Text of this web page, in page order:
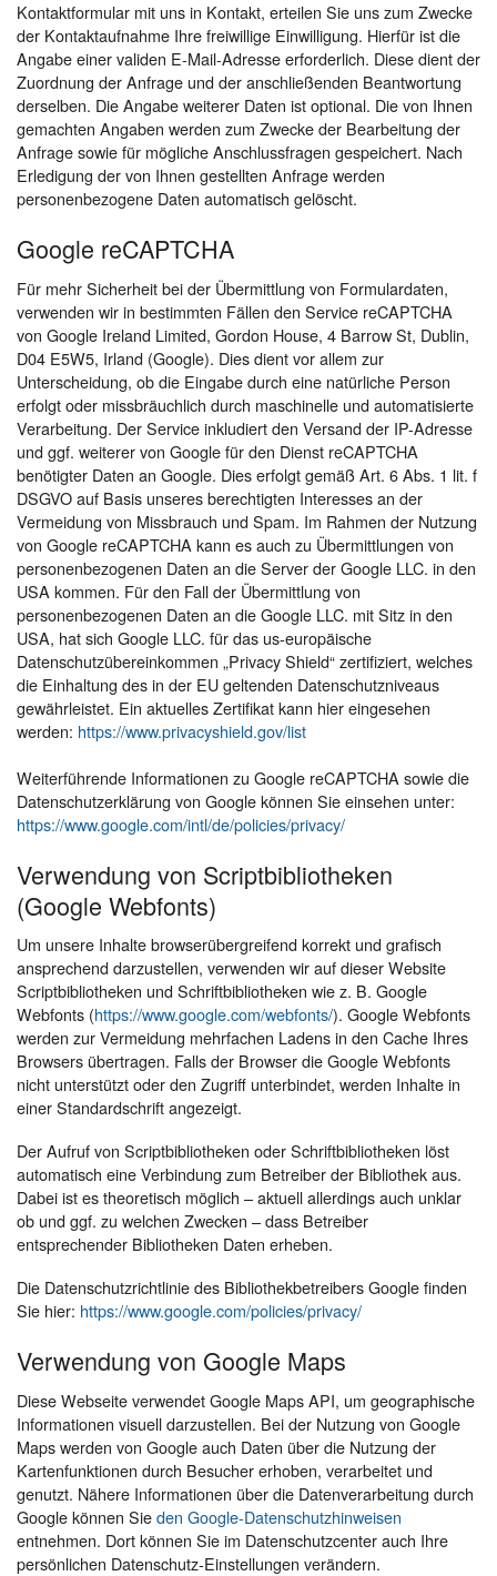
Kontaktformular mit uns in Kontakt, erteilen Sie uns zum Zwecke
der Kontaktaufnahme Ihre freiwillige Einwilligung. Hierfür ist die
Angabe einer validen E-Mail-Adresse erforderlich. Diese dient der
Zuordnung der Anfrage und der anschließenden Beantwortung
derselben. Die Angabe weiterer Daten ist optional. Die von Ihnen
gemachten Angaben werden zum Zwecke der Bearbeitung der
Anfrage sowie für mögliche Anschlussfragen gespeichert. Nach
Erledigung der von Ihnen gestellten Anfrage werden
personenbezogene Daten automatisch gelöscht.
Google reCAPTCHA
Für mehr Sicherheit bei der Übermittlung von Formulardaten,
verwenden wir in bestimmten Fällen den Service reCAPTCHA
von Google Ireland Limited, Gordon House, 4 Barrow St, Dublin,
D04 E5W5, Irland (Google). Dies dient vor allem zur
Unterscheidung, ob die Eingabe durch eine natürliche Person
erfolgt oder missbräuchlich durch maschinelle und automatisierte
Verarbeitung. Der Service inkludiert den Versand der IP-Adresse
und ggf. weiterer von Google für den Dienst reCAPTCHA
benötigter Daten an Google. Dies erfolgt gemäß Art. 6 Abs. 1 lit. f
DSGVO auf Basis unseres berechtigten Interesses an der
Vermeidung von Missbrauch und Spam. Im Rahmen der Nutzung
von Google reCAPTCHA kann es auch zu Übermittlungen von
personenbezogenen Daten an die Server der Google LLC. in den
USA kommen. Für den Fall der Übermittlung von
personenbezogenen Daten an die Google LLC. mit Sitz in den
USA, hat sich Google LLC. für das us-europäische
Datenschutzübereinkommen „Privacy Shield“ zertifiziert, welches
die Einhaltung des in der EU geltenden Datenschutzniveaus
gewährleistet. Ein aktuelles Zertifikat kann hier eingesehen
werden: https://www.privacyshield.gov/list
Weiterführende Informationen zu Google reCAPTCHA sowie die
Datenschutzerklärung von Google können Sie einsehen unter:
https://www.google.com/intl/de/policies/privacy/
Verwendung von Scriptbibliotheken
(Google Webfonts)
Um unsere Inhalte browserübergreifend korrekt und grafisch
ansprechend darzustellen, verwenden wir auf dieser Website
Scriptbibliotheken und Schriftbibliotheken wie z. B. Google
Webfonts (https://www.google.com/webfonts/). Google Webfonts
werden zur Vermeidung mehrfachen Ladens in den Cache Ihres
Browsers übertragen. Falls der Browser die Google Webfonts
nicht unterstützt oder den Zugriff unterbindet, werden Inhalte in
einer Standardschrift angezeigt.
Der Aufruf von Scriptbibliotheken oder Schriftbibliotheken löst
automatisch eine Verbindung zum Betreiber der Bibliothek aus.
Dabei ist es theoretisch möglich – aktuell allerdings auch unklar
ob und ggf. zu welchen Zwecken – dass Betreiber
entsprechender Bibliotheken Daten erheben.
Die Datenschutzrichtlinie des Bibliothekbetreibers Google finden
Sie hier: https://www.google.com/policies/privacy/
Verwendung von Google Maps
Diese Webseite verwendet Google Maps API, um geographische
Informationen visuell darzustellen. Bei der Nutzung von Google
Maps werden von Google auch Daten über die Nutzung der
Kartenfunktionen durch Besucher erhoben, verarbeitet und
genutzt. Nähere Informationen über die Datenverarbeitung durch
Google können Sieden Google-Datenschutzhinweisen
entnehmen. Dort können Sie im Datenschutzcenter auch Ihre
persönlichen Datenschutz-Einstellungen verändern.